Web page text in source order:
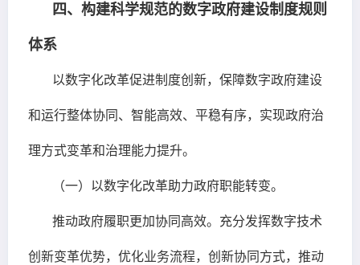
四、构建科学规范的数字政府建设制度规则
体系
以数字化改革促进制度创新，保障数字政府建设
和运行整体协同、智能高效、平稳有序，实现政府治
理方式变革和治理能力提升。
（一）以数字化改革助力政府职能转变。
推动政府履职更加协同高效。充分发挥数字技术
创新变革优势，优化业务流程，创新协同方式，推动